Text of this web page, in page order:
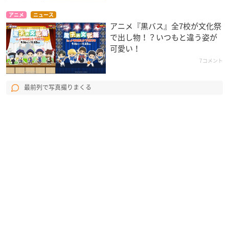
アニメ ニュース
アニメ『黒バス』全7校が文化祭
で出し物！？いつもと違う姿が
可愛い！
7コメント
最前列で写真撮りまくる